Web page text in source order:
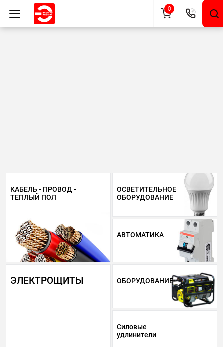
КАБЕЛЬ - ПРОВОД -
ТЕПЛЫЙ ПОЛ
ОСВЕТИТЕЛЬНОЕ
ОБОРУДОВАНИЕ
АВТОМАТИКА
ЭЛЕКТРОЩИТЫ ОБОРУДОВАНИЕ
Силовые
удлинители
0